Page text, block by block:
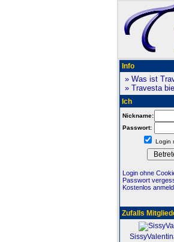
Info
» Was ist
» Travesta
Ich
Nickname:
Passwort:
Login
Login ohne
Passwort
Kostenlos
Zufalls